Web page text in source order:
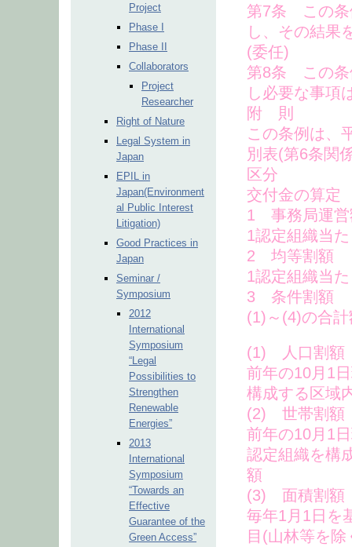
Project
Phase I
Phase II
Collaborators
Project
Researcher
Right of Nature
Legal System in
Japan
EPIL in
Japan(Environment
al Public Interest
Litigation)
Good Practices in
Japan
Seminar /
Symposium
2012
International
Symposium
“Legal
Possibilities to
Strengthen
Renewable
Energies”
2013
International
Symposium
“Towards an
Effective
Guarantee of the
Green Access”
第7条 この条
し、その結果
(委任)
第8条 この条
し必要な事項
附 則
この条例は、
別表(第6条関
区分
交付金の算定
1 事務局運営
1認定組織当
2 均等割額
1認定組織当
3 条件割額
(1)～(4)の合計
(1) 人口割額
前年の10月1
構成する区域
(2) 世帯割額
前年の10月1
認定組織を構
額
(3) 面積割額
毎年1月1日を
目(山林等を